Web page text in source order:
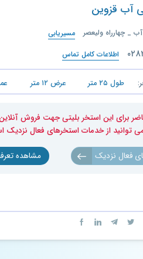
آب قزوین
_ چهارراه ولیعصر مسیریابی
اطلاعات کامل تماس
طول ۲۵متر عرض ۱۲ متر
برای این استخر بلیتی جهت فروش
توانید از خدمات استخرهای فعال نزدیک
فعال نزدیک مشاهده